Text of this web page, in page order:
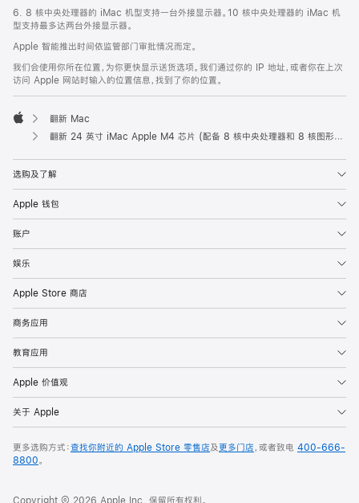
6. 8 核中央处理器的 iMac 机型支持一台外接显示器。10 核中央处理器的 iMac 机
型支持最多达两台外接显示器。
Apple 智能推出时间依监管部门审批情况而定。
我们会使用你所在位置，为你更快显示送货选项。我们通过你的 IP 地址，或者你在上次
访问 Apple 网站时输入的位置信息，找到了你的位置。
Apple
翻新 Mac
翻新 24 英寸 iMac Apple M4 芯片 (配备 8 核中央处理器和 8 核图形处理器) - 紫色
选购及了解
Apple 钱包
账户
娱乐
Apple Store 商店
商务应用
教育应用
Apple 价值观
关于 Apple
更多选购方式：查找你附近的 Apple Store 零售店及更多门店，或者致电 400-666-
8800。
Copyright © 2026 Apple Inc. 保留所有权利。